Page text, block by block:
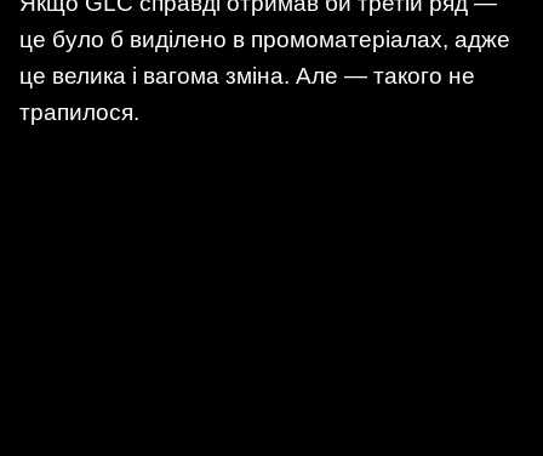
це було б виділено в промоматеріалах, адже
це велика і вагома зміна. Але — такого не
трапилося.